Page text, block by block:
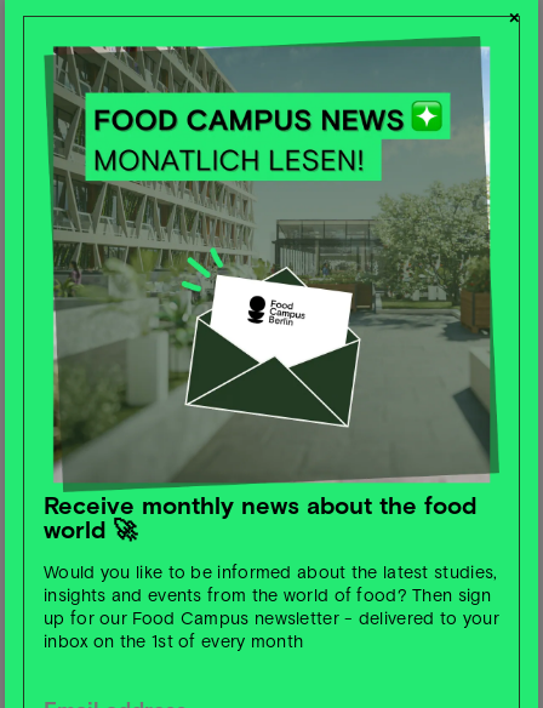
🍕 Lancet Serie zum Thema hochverarbeitete
Lebensmittel
Im letzten Monat veröffentlichte das Lancet eine
dreiteilige Studienreihe zu hochverarbeiteten
Lebensmitteln. Die Analysen zeigen, dass Produkte wie
Tiefkühlgerichte, Snacks oder Fertigmahlzeiten
traditionelle, frische Ernährungsweisen zunehmend
verdrängen.
Sie liefern übermäßig Zucker, Fett, Salz und Zusatzstoffe,
führen zu Nährstoffungleichgewichten und steigern das
Risiko für chronische Krankheiten wie Herz-Kreislauf-
Erkrankungen, Diabetes oder Fettleibigkeit.
Langfristige gesundheitliche Folgen sind durch
zahlreiche Kohorten- und Interventionsstudien belegt.
Die Ergebnisse verdeutlichen die Dringlichkeit, den
Zugang zu frischen, unverarbeiteten Lebensmitteln zu
fördern, Aufklärung zu betreiben und politische
Maßnahmen zu ergreifen, die eine gesunde, nachhaltige
×
Receive monthly news about the food
world 🚀
Would you like to be informed about the latest studies,
insights and events from the world of food? Then sign
up for our Food Campus newsletter - delivered to your
inbox on the 1st of every month